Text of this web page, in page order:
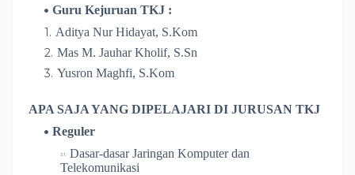
Guru Kejuruan TKJ :
Aditya Nur Hidayat, S.Kom
Mas M. Jauhar Kholif, S.Sn
Yusron Maghfi, S.Kom
APA SAJA YANG DIPELAJARI DI JURUSAN TKJ
Reguler
Dasar-dasar Jaringan Komputer dan
Telekomunikasi